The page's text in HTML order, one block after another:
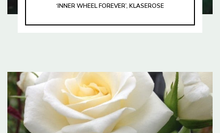
‘INNER WHEEL FOREVER’, KLASEROSE